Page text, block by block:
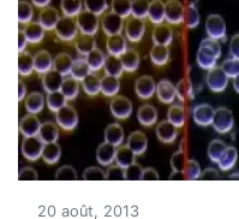
20 août, 2013